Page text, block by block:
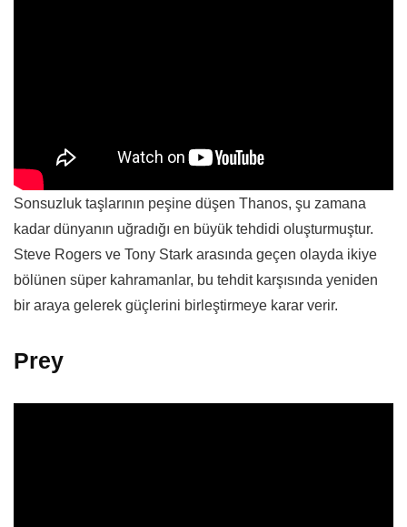
Sonsuzluk taşlarının peşine düşen Thanos, şu zamana
kadar dünyanın uğradığı en büyük tehdidi oluşturmuştur.
Steve Rogers ve Tony Stark arasında geçen olayda ikiye
bölünen süper kahramanlar, bu tehdit karşısında yeniden
bir araya gelerek güçlerini birleştirmeye karar verir.
Prey